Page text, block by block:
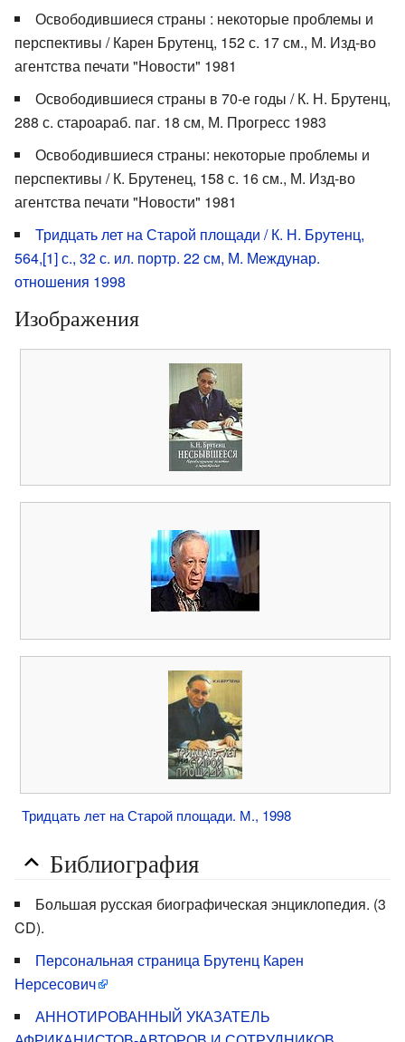
Освободившиеся страны : некоторые проблемы и
перспективы / Карен Брутенц, 152 с. 17 см., М. Изд-во
агентства печати "Новости" 1981
Освободившиеся страны в 70-е годы / К. Н. Брутенц,
288 с. староараб. паг. 18 см, М. Прогресс 1983
Освободившиеся страны: некоторые проблемы и
перспективы / К. Брутенец, 158 с. 16 см., М. Изд-во
агентства печати "Новости" 1981
Тридцать лет на Старой площади / К. Н. Брутенц,
564,[1] с., 32 с. ил. портр. 22 см, М. Междунар.
отношения 1998
Изображения
Тридцать лет на Старой площади. М., 1998
Библиография
Большая русская биографическая энциклопедия. (3
CD).
Персональная страница Брутенц Карен
Нерсесович
АННОТИРОВАННЫЙ УКАЗАТЕЛЬ